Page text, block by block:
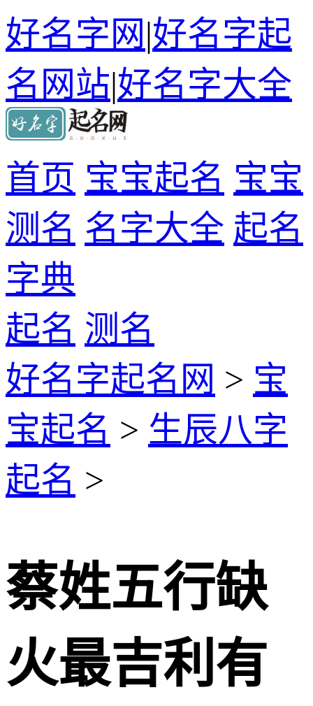
好名字网|好名字起
名网站|好名字大全
首页 宝宝起名 宝宝
测名 名字大全 起名
字典
起名 测名
好名字起名网 > 宝
宝起名 > 生辰八字
起名 >
蔡姓五行缺
火最吉利有